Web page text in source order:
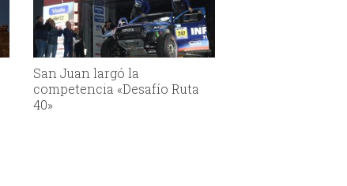
San Juan largó la
competencia «Desafío Ruta
40»